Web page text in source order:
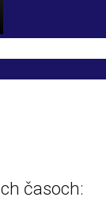
časoch: